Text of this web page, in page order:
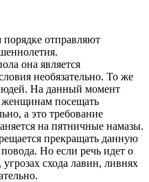
отправляют
она является
необязательно. То же
На данный момент
женщинам посещать
а это требование
на пятничные намазы.
прекращать данную
Но если речь идет о
схода лавин, ливнях